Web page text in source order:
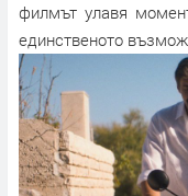
филмът улавя
единственото